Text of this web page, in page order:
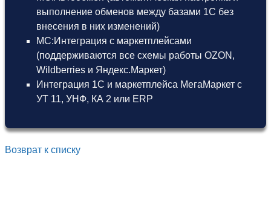
выполнение обменов между базами 1С без
внесения в них изменений)
МС:Интеграция с маркетплейсами
(поддерживаются все схемы работы OZON,
Wildberries и Яндекс.Маркет)
Интеграция 1С и маркетплейса МегаМаркет с
УТ 11, УНФ, КА 2 или ERP
Возврат к списку